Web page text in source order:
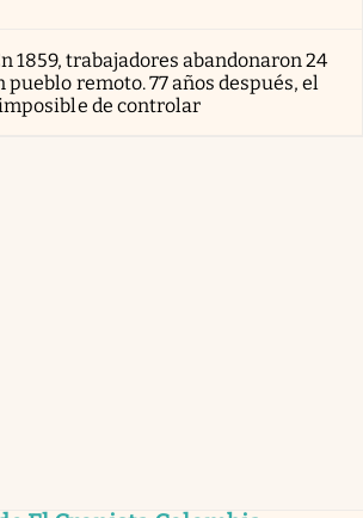
1859, trabajadores abandonaron 24
pueblo remoto. 77 años después, el
de controlar